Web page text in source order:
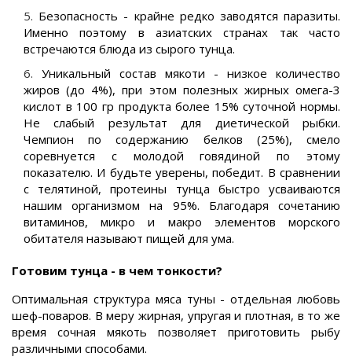
Безопасность - крайне редко заводятся паразиты.
Именно поэтому в азиатских странах так часто
встречаются блюда из сырого тунца.
Уникальный состав мякоти - низкое количество
жиров (до 4%), при этом полезных жирных омега-3
кислот в 100 гр продукта более 15% суточной нормы.
Не слабый результат для диетической рыбки.
Чемпион по содержанию белков (25%), смело
соревнуется с молодой говядиной по этому
показателю. И будьте уверены, победит. В сравнении
с телятиной, протеины тунца быстро усваиваются
нашим организмом на 95%. Благодаря сочетанию
витаминов, микро и макро элементов морского
обитателя называют пищей для ума.
Готовим тунца - в чем тонкости?
Оптимальная структура мяса туны - отдельная любовь
шеф-поваров. В меру жирная, упругая и плотная, в то же
время сочная мякоть позволяет приготовить рыбу
различными способами.